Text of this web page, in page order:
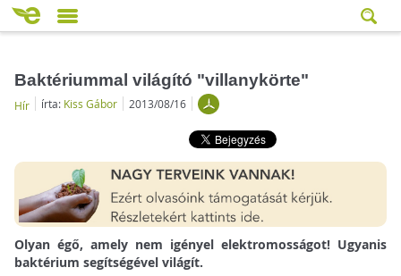
Baktériummal világító "villanykörte"
Hír írta: Kiss Gábor 2013/08/16
Olyan égő, amely nem igényel elektromosságot! Ugyanis
baktérium segítségével világít.